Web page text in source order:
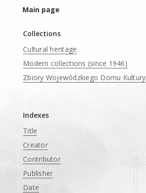
Main page
Collections
Cultural heritage
Modern collections (since 1946)
Zbiory Wojewódzkiego Domu Kultury
Indexes
Title
Creator
Contributor
Publisher
Date